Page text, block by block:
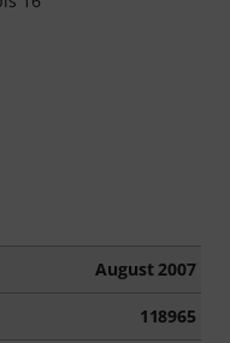
August 2007
118965